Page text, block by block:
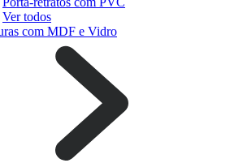
Ver todos
com MDF e Vidro